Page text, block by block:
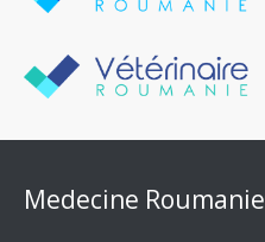
Medecine Roumanie